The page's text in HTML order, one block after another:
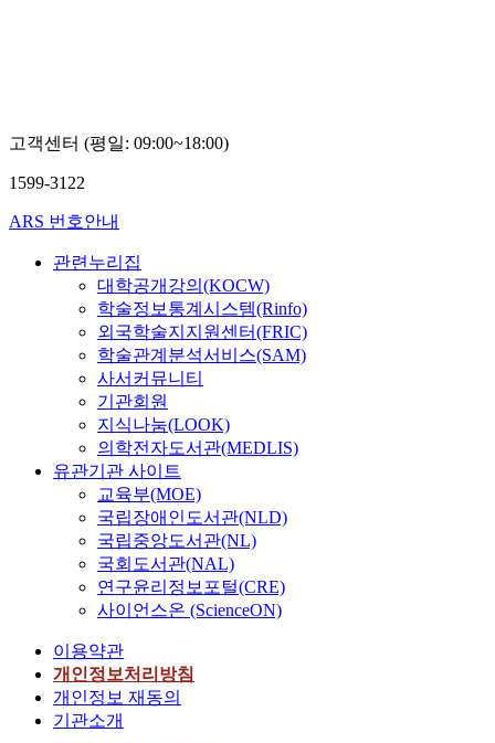
고객센터 (평일: 09:00~18:00)
1599-3122
ARS 번호안내
관련누리집
대학공개강의(KOCW)
학술정보통계시스템(Rinfo)
외국학술지지원센터(FRIC)
학술관계분석서비스(SAM)
사서커뮤니티
기관회원
지식나눔(LOOK)
의학전자도서관(MEDLIS)
유관기관 사이트
교육부(MOE)
국립장애인도서관(NLD)
국립중앙도서관(NL)
국회도서관(NAL)
연구윤리정보포털(CRE)
사이언스온 (ScienceON)
이용약관
개인정보처리방침
개인정보 재동의
기관소개